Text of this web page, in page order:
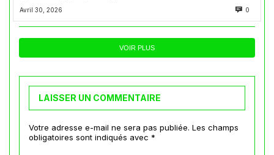
Avril 30, 2026 0
VOIR PLUS
LAISSER UN COMMENTAIRE
Votre adresse e-mail ne sera pas publiée. Les champs
obligatoires sont indiqués avec *